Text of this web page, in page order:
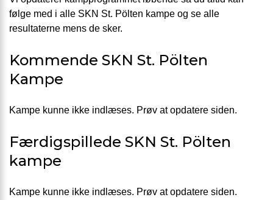
følge med i alle SKN St. Pölten kampe og se alle
resultaterne mens de sker.
Kommende SKN St. Pölten
Kampe
Kampe kunne ikke indlæses. Prøv at opdatere siden.
Færdigspillede SKN St. Pölten
kampe
Kampe kunne ikke indlæses. Prøv at opdatere siden.